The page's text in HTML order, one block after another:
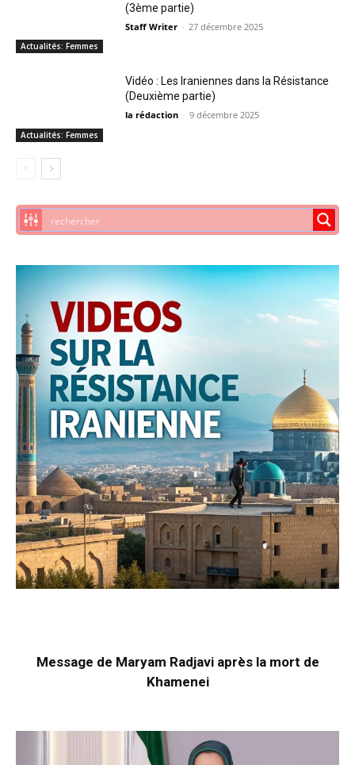
Actualités: Femmes
(3ème partie)
Staff Writer - 27 décembre 2025
Actualités: Femmes
Vidéo : Les Iraniennes dans la Résistance
(Deuxième partie)
la rédaction - 9 décembre 2025
Message de Maryam Radjavi après la mort de
Khamenei